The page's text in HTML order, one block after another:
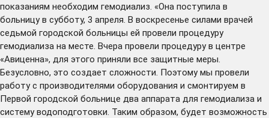
показаниям необходим гемодиализ. «Она поступила в
больницу в субботу, 3 апреля. В воскресенье силами врачей
седьмой городской больницы ей провели процедуру
гемодиализа на месте. Вчера провели процедуру в центре
«Авиценна», для этого приняли все защитные меры.
Безусловно, это создает сложности. Поэтому мы провели
работу с производителями оборудования и смонтируем в
Первой городской больнице два аппарата для гемодиализа и
систему водоподготовки. Таким образом, будет возможность